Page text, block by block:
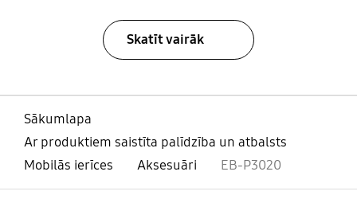
Skatīt vairāk
Sākumlapa
Ar produktiem saistīta palīdzība un atbalsts
Mobilās ierīces
Aksesuāri EB-P3020